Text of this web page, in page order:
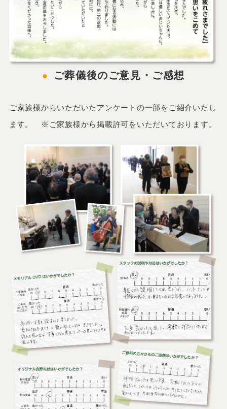
ご葬儀後のご意見・ご感想
ご家族様からいただいたアンケートの一部をご紹介いたし
ます。 ※ご家族様から掲載許可をいただいております。